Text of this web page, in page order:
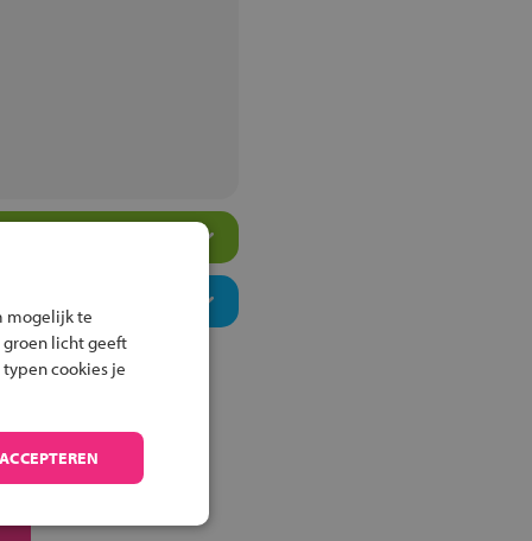
mogelijk te
groen licht geeft
cookies je